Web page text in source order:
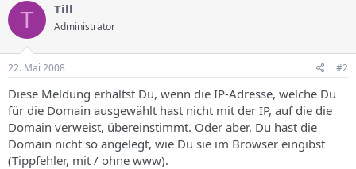
T Till
Administrator
22. Mai 2008 #2
Diese Meldung erhältst Du, wenn die IP-Adresse, welche Du
für die Domain ausgewählt hast nicht mit der IP, auf die die
Domain verweist, übereinstimmt. Oder aber, Du hast die
Domain nicht so angelegt, wie Du sie im Browser eingibst
(Tippfehler, mit / ohne www).